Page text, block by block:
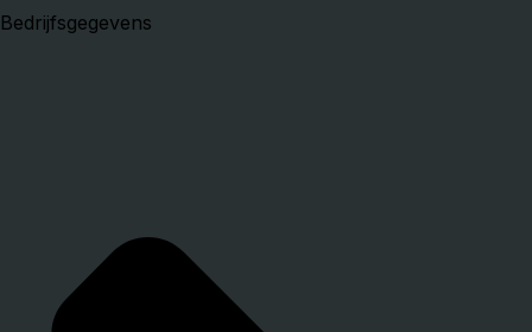
Bedrijfsgegevens